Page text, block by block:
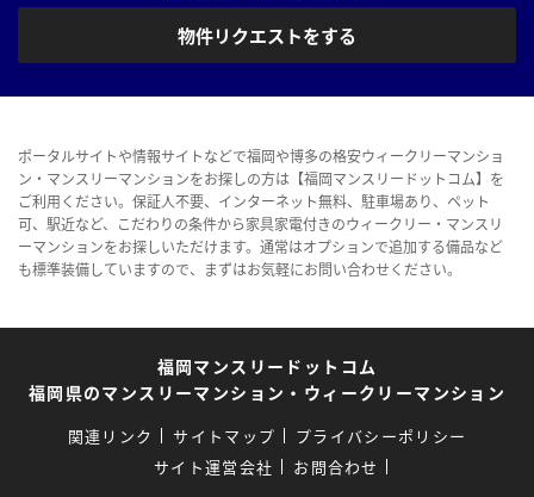
物件リクエストをする
ポータルサイトや情報サイトなどで福岡や博多の格安ウィークリーマンショ
ン・マンスリーマンションをお探しの方は【福岡マンスリードットコム】を
ご利用ください。保証人不要、インターネット無料、駐車場あり、ペット
可、駅近など、こだわりの条件から家具家電付きのウィークリー・マンスリ
ーマンションをお探しいただけます。通常はオプションで追加する備品など
も標準装備していますので、まずはお気軽にお問い合わせください。
福岡マンスリードットコム
福岡県のマンスリーマンション・ウィークリーマンション
関連リンク サイトマップ
プライバシーポリシー
サイト運営会社
お問合わせ